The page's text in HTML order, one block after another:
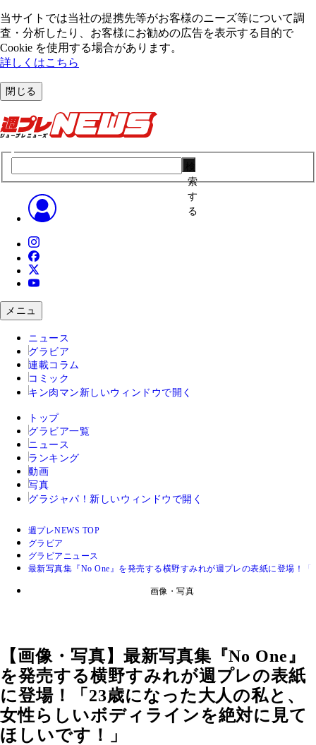
当サイトでは当社の提携先等がお客様のニーズ等について調
査・分析したり、お客様にお勧めの広告を表⽰する⽬的で
Cookie を使⽤する場合があります。
詳しくはこちら
閉じる
索
す
る
メニュ
ニュース
グラビア
連載コラム
コミック
キン肉マン 新しいウィンドウで開く
トップ
グラビア一覧
ニュース
ランキング
動画
写真
グラジャパ！ 新しいウィンドウで開く
週プレNEWS TOP
グラビア
グラビアニュース
最新写真集『No One』を発売する横野すみれが週プレの表紙に登場！
画像・写真
【画像・写真】最新写真集『No One』
を発売する横野すみれが週プレの表紙
に登場！「23歳になった大人の私と、
女性らしいボディラインを絶対に見て
ほしいです！」